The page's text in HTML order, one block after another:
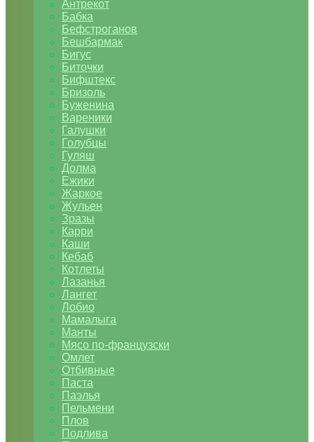
Антрекот
Бабка
Бефстроганов
Бешбармак
Бигус
Биточки
Бифштекс
Бризоль
Буженина
Вареники
Галушки
Голубцы
Гуляш
Долма
Ежики
Жаркое
Жульен
Зразы
Карри
Каши
Кебаб
Котлеты
Лазанья
Лангет
Лобио
Мамалыга
Манты
Мясо по-французски
Омлет
Отбивные
Паста
Паэлья
Пельмени
Плов
Подлива